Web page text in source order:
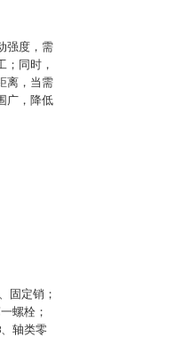
强度，需
；同时，
离，当需
广，降低
固定销；
螺栓；
轴类零